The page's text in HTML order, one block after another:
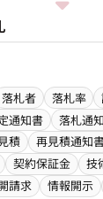
落札者 落札率
通知書 落札通
積 再見積通知
契約保証金 技
請求 情報開示